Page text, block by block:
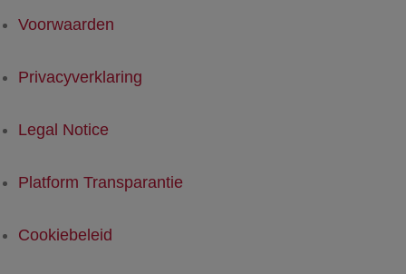
Voorwaarden
Privacyverklaring
Legal Notice
Platform Transparantie
Cookiebeleid